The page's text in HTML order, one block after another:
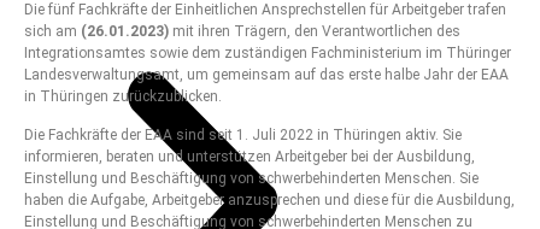
Die fünf Fachkräfte der Einheitlichen Ansprechstellen für Arbeitgeber trafen
sich am (26.01.2023) mit ihren Trägern, den Verantwortlichen des
Integrationsamtes sowie dem zuständigen Fachministerium im Thüringer
Landesverwaltungsamt, um gemeinsam auf das erste halbe Jahr der EAA
in Thüringen zurückzublicken.
Die Fachkräfte der EAA sind seit 1. Juli 2022 in Thüringen aktiv. Sie
informieren, beraten und unterstützen Arbeitgeber bei der Ausbildung,
Einstellung und Beschäftigung von schwerbehinderten Menschen. Sie
haben die Aufgabe, Arbeitgeber anzusprechen und diese für die Ausbildung,
Einstellung und Beschäftigung von schwerbehinderten Menschen zu